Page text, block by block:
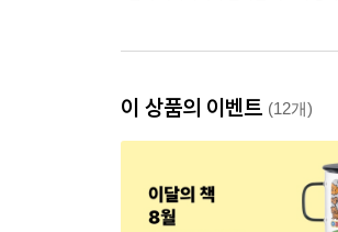
이 상품의 이벤트 (12개)